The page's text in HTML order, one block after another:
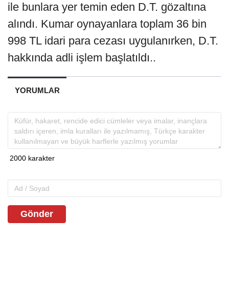
ile bunlara yer temin eden D.T. gözaltına
alındı. Kumar oynayanlara toplam 36 bin
998 TL idari para cezası uygulanırken, D.T.
hakkında adli işlem başlatıldı..
YORUMLAR
Gönder